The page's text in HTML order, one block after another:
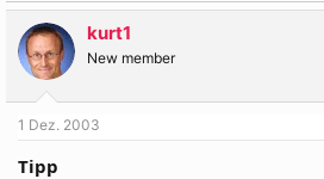
kurt1
New member
1 Dez. 2003
Tipp